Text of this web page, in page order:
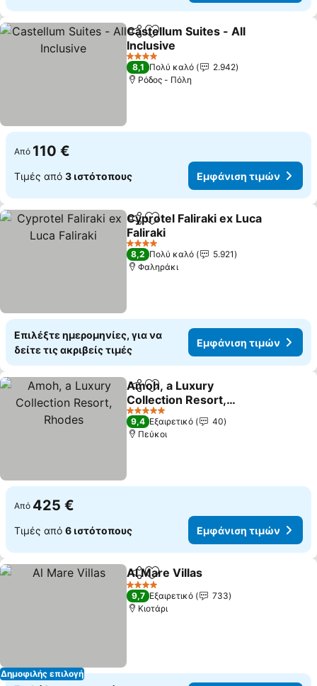
Κοινοποίηση
Προσθήκη στα αγαπημένα
Castellum Suites - All
Inclusive
Εμφάνιση τιμών
4 Αστέρια
8,1 Πολύ καλό
2.942
Ρόδος - Πόλη
Από 110 €
Τιμές από 3 ιστότοπους Εμφάνιση τιμών
Κοινοποίηση
Προσθήκη στα αγαπημένα
Cyprotel Faliraki ex Luca
Faliraki
Εμφάνιση τιμών
4 Αστέρια
8,2 Πολύ καλό
5.921
Φαληράκι
Επιλέξτε ημερομηνίες, για να
δείτε τις ακριβείς τιμές
Εμφάνιση τιμών
Κοινοποίηση
Προσθήκη στα αγαπημένα
Amoh, a Luxury
Collection Resort,
Rhodes
Εμφάνιση τιμών
5 Αστέρια
9,4 Εξαιρετικό
40
Πεύκοι
Από 425 €
Τιμές από 6 ιστότοπους Εμφάνιση τιμών
Δημοφιλής επιλογή
Κοινοποίηση
Προσθήκη στα αγαπημένα
Al Mare Villas
4 Αστέρια
9,7 Εξαιρετικό
733
Κιοτάρι